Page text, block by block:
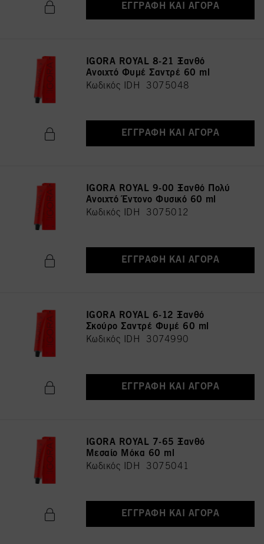
ΕΓΓΡΑΦΉ ΚΑΙ ΑΓΟΡΆ
IGORA ROYAL 8-21 Ξανθό
Ανοιχτό Φυμέ Σαντρέ 60 ml
Κωδικός IDH 3075048
ΕΓΓΡΑΦΉ ΚΑΙ ΑΓΟΡΆ
IGORA ROYAL 9-00 Ξανθό Πολύ
Ανοιχτό Έντονο Φυσικό 60 ml
Κωδικός IDH 3075012
ΕΓΓΡΑΦΉ ΚΑΙ ΑΓΟΡΆ
IGORA ROYAL 6-12 Ξανθό
Σκούρο Σαντρέ Φυμέ 60 ml
Κωδικός IDH 3074990
ΕΓΓΡΑΦΉ ΚΑΙ ΑΓΟΡΆ
IGORA ROYAL 7-65 Ξανθό
Μεσαίο Μόκα 60 ml
Κωδικός IDH 3075041
ΕΓΓΡΑΦΉ ΚΑΙ ΑΓΟΡΆ